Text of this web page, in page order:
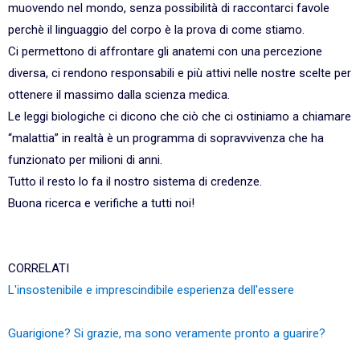
muovendo nel mondo, senza possibilità di raccontarci favole
perchè il linguaggio del corpo è la prova di come stiamo.
Ci permettono di affrontare gli anatemi con una percezione
diversa, ci rendono responsabili e più attivi nelle nostre scelte per
ottenere il massimo dalla scienza medica.
Le leggi biologiche ci dicono che ciò che ci ostiniamo a chiamare
“malattia” in realtà è un programma di sopravvivenza che ha
funzionato per milioni di anni.
Tutto il resto lo fa il nostro sistema di credenze.
Buona ricerca e verifiche a tutti noi!
CORRELATI
L'insostenibile e imprescindibile esperienza dell'essere
Guarigione? Si grazie, ma sono veramente pronto a guarire?